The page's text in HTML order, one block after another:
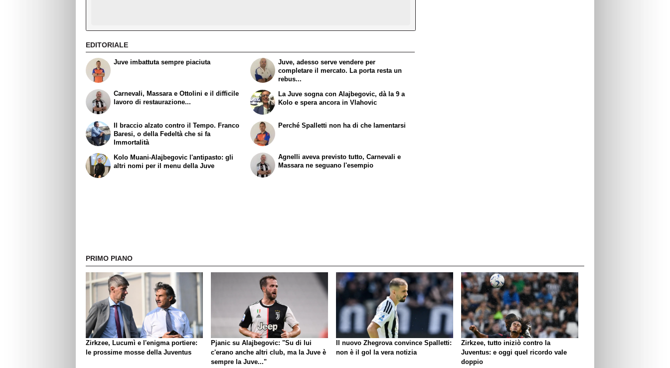
EDITORIALE
Juve imbattuta sempre piaciuta
Carnevali, Massara e Ottolini e il difficile
lavoro di restaurazione...
Juve, adesso serve vendere per
completare il mercato. La porta resta un
rebus...
La Juve sogna con Alajbegovic, dà la 9 a
Kolo e spera ancora in Vlahovic
Il braccio alzato contro il Tempo. Franco
Baresi, o della Fedeltà che si fa
Immortalità
Kolo Muani-Alajbegovic l'antipasto: gli
altri nomi per il menu della Juve
Perché Spalletti non ha di che lamentarsi
Agnelli aveva previsto tutto, Carnevali e
Massara ne seguano l'esempio
PRIMO PIANO
Zirkzee, Lucumì e l'enigma portiere:
le prossime mosse della Juventus
Pjanic su Alajbegovic: "Su di lui
c'erano anche altri club, ma la Juve è
sempre la Juve..."
Il nuovo Zhegrova convince Spalletti:
non è il gol la vera notizia
Zirkzee, tutto iniziò contro la
Juventus: e oggi quel ricordo vale
doppio